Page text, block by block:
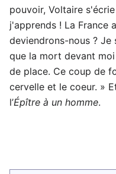
pouvoir, Voltaire
j'apprends ! La France
deviendrons-nous ? Je
que la mort devant
de place. Ce coup de
cervelle et le coeur. »
l’Épître à un homme.